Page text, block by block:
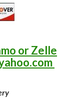
or Zelle